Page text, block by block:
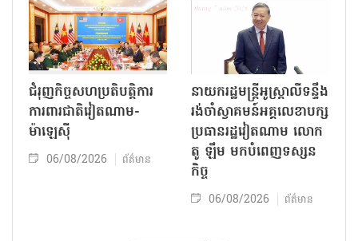
ជំរុញកិច្ចសហប្រតិបត្តិការ
ការពារជាតិវៀតណាម-
ម៉ាឡេស៊ី
06/08/2026 ព័ត៌មាន
នាយករដ្ឋមន្ត្រីអូស្ត្រាលីទន្ទឹង
រង់ចាំស្វាគមន៍អគ្គលេខាបក្ស
ប្រធានរដ្ឋវៀតណាម លោក
តូ ឡឹម មកបំពេញទស្សន
កិច្ច
06/08/2026 ព័ត៌មាន